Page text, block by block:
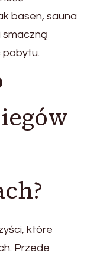
basen, sauna
smaczną
pobytu.
które
Przede